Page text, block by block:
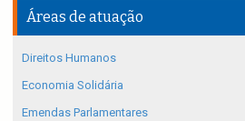
Áreas de atuação
Direitos Humanos
Economia Solidária
Emendas Parlamentares